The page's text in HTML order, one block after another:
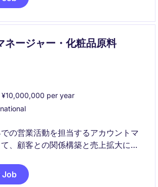
ネージャー・化粧品原料
per year
の営業活動を担当するアカウントマ
、顧客との関係構築と売上拡大に貢
るサポートと提案を行うポジションで
Job